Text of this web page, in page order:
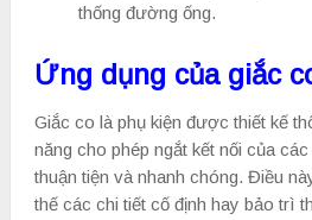
thống đường ống.
Ứng dụng của giắc
Giắc co là phụ kiện được thiết kế
năng cho phép ngắt kết nối của
thuận tiện và nhanh chóng. Điều
thế các chi tiết cố định hay bảo trì